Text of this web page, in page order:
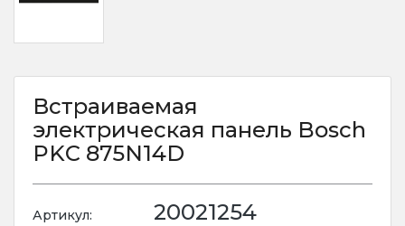
Встраиваемая
электрическая панель Bosch
PKС 875N14D
Артикул: 20021254